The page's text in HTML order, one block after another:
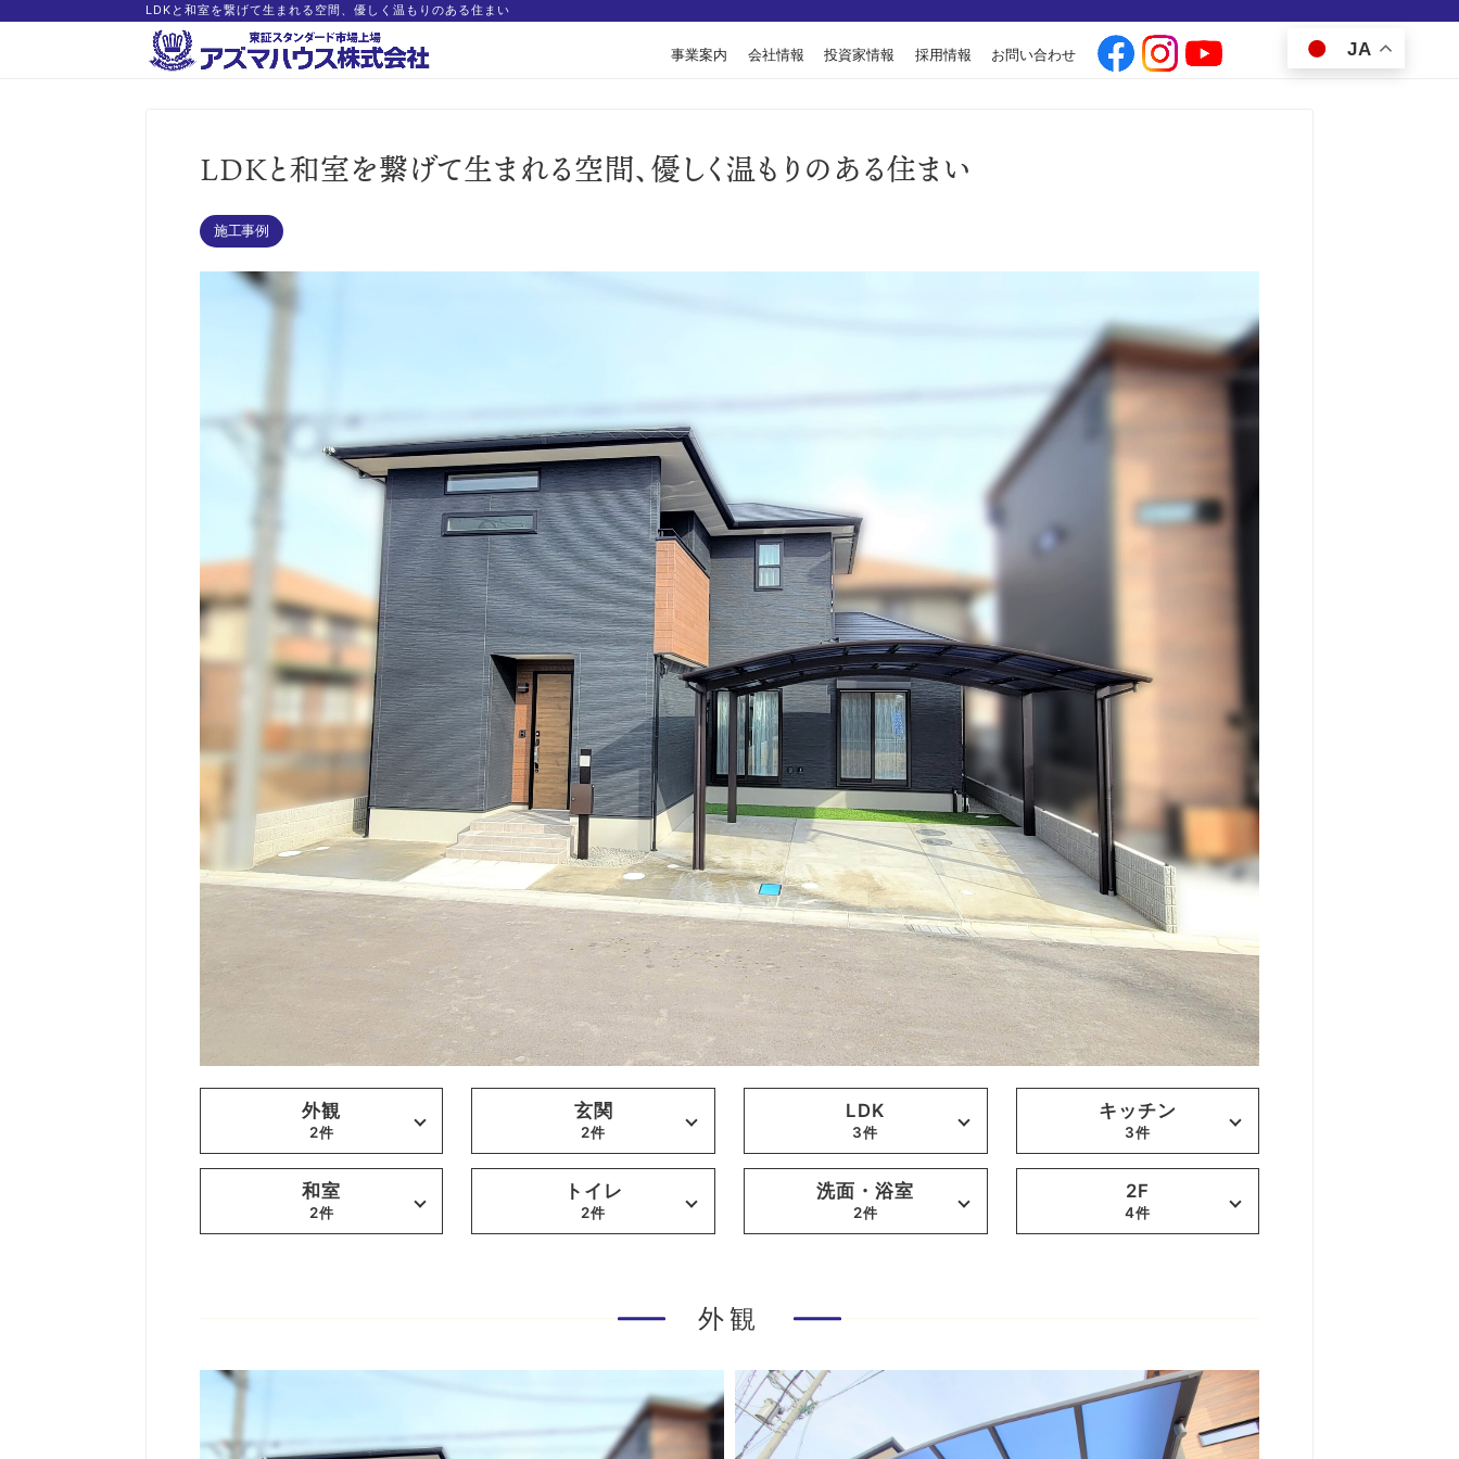
LDKと和室を繋げて生まれる空間、優しく温もりのある住まい
事業案内 会社情報 投資家情報 採用情報 お問い合わせ JA
LDKと和室を繋げて生まれる空間、優しく温もりのある住まい
施工事例
外観
2件
玄関
2件
LDK
3件
キッチン
3件
和室
2件
トイレ
2件
洗面・浴室
2件
2F
4件
外観